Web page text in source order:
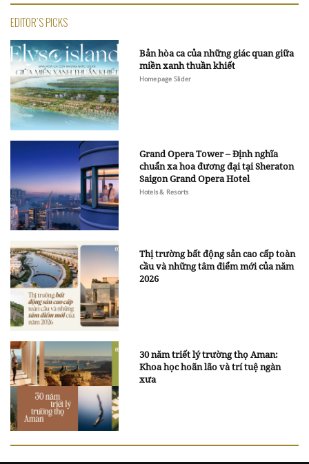
EDITOR'S PICKS
Bản hòa ca của những giác quan giữa
miền xanh thuần khiết
Homepage Slider
Grand Opera Tower – Định nghĩa
chuẩn xa hoa đương đại tại Sheraton
Saigon Grand Opera Hotel
Hotels & Resorts
Thị trường bất động sản cao cấp toàn
cầu và những tâm điểm mới của năm
2026
30 năm triết lý trường thọ Aman:
Khoa học hoãn lão và trí tuệ ngàn
xưa